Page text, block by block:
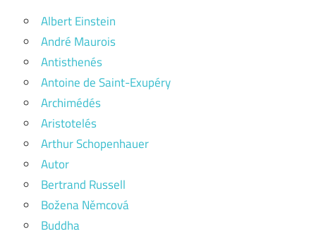
Albert Einstein
André Maurois
Antisthenés
Antoine de Saint-Exupéry
Archimédés
Aristotelés
Arthur Schopenhauer
Autor
Bertrand Russell
Božena Němcová
Buddha